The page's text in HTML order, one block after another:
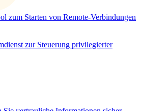
zum Starten von Remote-Verbindungen
zur Steuerung privilegierter